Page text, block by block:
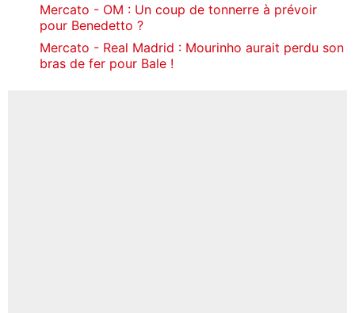
Mercato - OM : Un coup de tonnerre à prévoir
pour Benedetto ?
Mercato - Real Madrid : Mourinho aurait perdu son
bras de fer pour Bale !